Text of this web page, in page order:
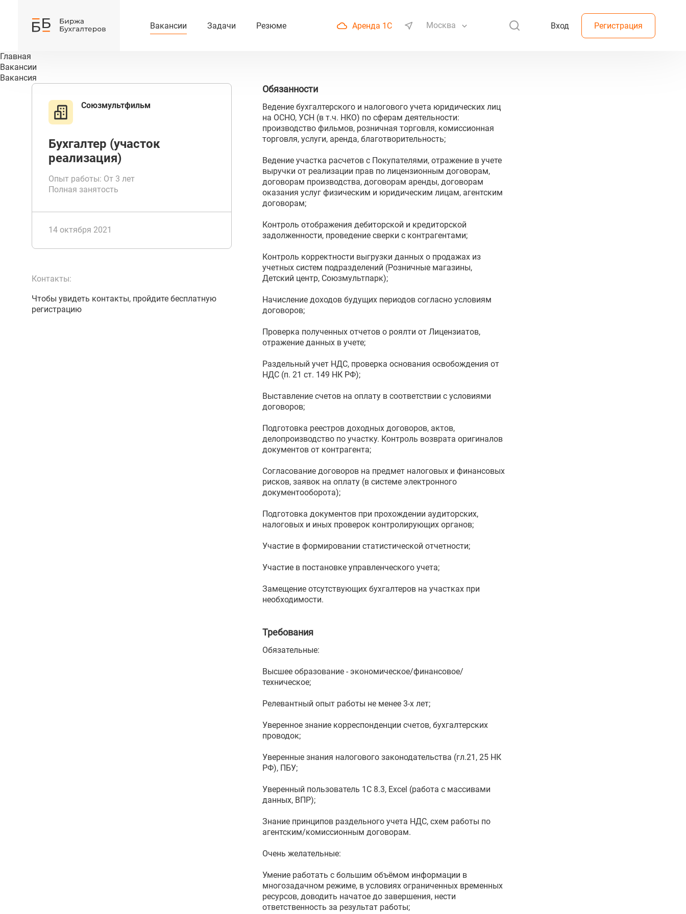
Вакансии Задачи Резюме Аренда 1С Москва Вход Регистрация
Главная
Вакансии
Вакансия
Союзмультфильм
Бухгалтер (участок
реализация)
Опыт работы: От 3 лет
Полная занятость
14 октября 2021
Контакты:
Чтобы увидеть контакты, пройдите бесплатную
регистрацию
Обязанности
Ведение бухгалтерского и налогового учета юридических лиц
на ОСНО, УСН (в т.ч. НКО) по сферам деятельности:
производство фильмов, розничная торговля, комиссионная
торговля, услуги, аренда, благотворительность;
Ведение участка расчетов с Покупателями, отражение в учете
выручки от реализации прав по лицензионным договорам,
договорам производства, договорам аренды, договорам
оказания услуг физическим и юридическим лицам, агентским
договорам;
Контроль отображения дебиторской и кредиторской
задолженности, проведение сверки с контрагентами;
Контроль корректности выгрузки данных о продажах из
учетных систем подразделений (Розничные магазины,
Детский центр, Союзмультпарк);
Начисление доходов будущих периодов согласно условиям
договоров;
Проверка полученных отчетов о роялти от Лицензиатов,
отражение данных в учете;
Раздельный учет НДС, проверка основания освобождения от
НДС (п. 21 ст. 149 НК РФ);
Выставление счетов на оплату в соответствии с условиями
договоров;
Подготовка реестров доходных договоров, актов,
делопроизводство по участку. Контроль возврата оригиналов
документов от контрагента;
Согласование договоров на предмет налоговых и финансовых
рисков, заявок на оплату (в системе электронного
документооборота);
Подготовка документов при прохождении аудиторских,
налоговых и иных проверок контролирующих органов;
Участие в формировании статистической отчетности;
Участие в постановке управленческого учета;
Замещение отсутствующих бухгалтеров на участках при
необходимости.
Требования
Обязательные:
Высшее образование - экономическое/финансовое/
техническое;
Релевантный опыт работы не менее 3-х лет;
Уверенное знание корреспонденции счетов, бухгалтерских
проводок;
Уверенные знания налогового законодательства (гл.21, 25 НК
РФ), ПБУ;
Уверенный пользователь 1С 8.3, Excel (работа с массивами
данных, ВПР);
Знание принципов раздельного учета НДС, схем работы по
агентским/комиссионным договорам.
Очень желательные:
Умение работать с большим объёмом информации в
многозадачном режиме, в условиях ограниченных временных
ресурсов, доводить начатое до завершения, нести
ответственность за результат работы;